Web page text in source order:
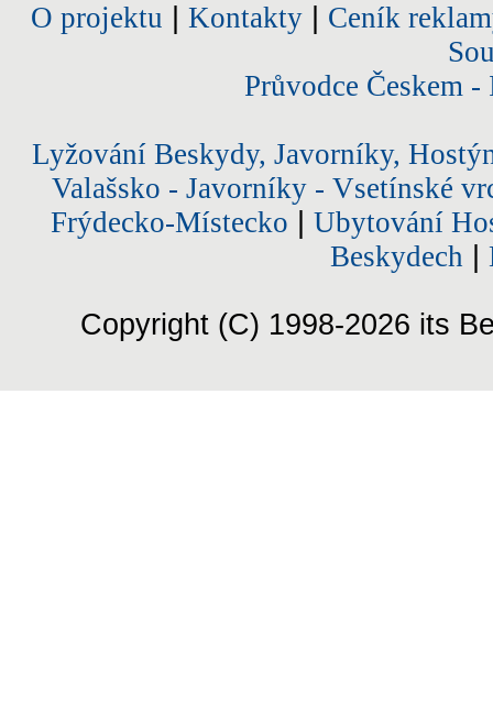
O projektu Kontakty| Ceník
Průvodce Českem
Lyžování Beskydy, Javorníky,
Valašsko - Javorníky - Vsetínské
Frýdecko-Místecko
Ubytování
Beskydech
Copyright (C) 1998-2026 its